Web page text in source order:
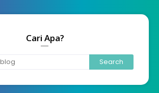
Cari Apa?